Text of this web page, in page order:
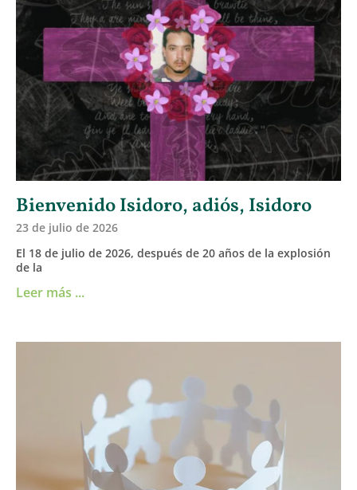
Bienvenido Isidoro, adiós, Isidoro
23 de julio de 2026
El 18 de julio de 2026, después de 20 años de la explosión
de la
Leer más ...